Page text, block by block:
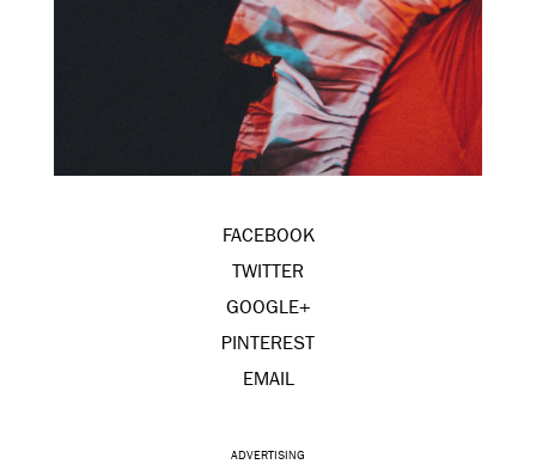
FACEBOOK
TWITTER
GOOGLE+
PINTEREST
EMAIL
ADVERTISING